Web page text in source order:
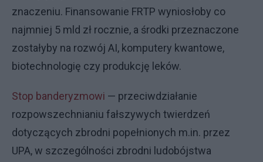
znaczeniu. Finansowanie FRTP wyniosłoby co
najmniej 5 mld zł rocznie, a środki przeznaczone
zostałyby na rozwój AI, komputery kwantowe,
biotechnologię czy produkcję leków.
Stop banderyzmowi — przeciwdziałanie
rozpowszechnianiu fałszywych twierdzeń
dotyczących zbrodni popełnionych m.in. przez
UPA, w szczególności zbrodni ludobójstwa